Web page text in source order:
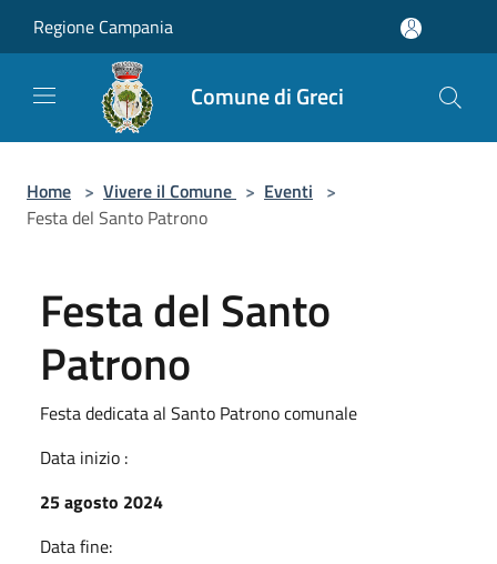
Regione Campania
Comune di Greci
Home > Vivere il Comune > Eventi >
Festa del Santo Patrono
Festa del Santo
Patrono
Festa dedicata al Santo Patrono comunale
Data inizio :
25 agosto 2024
Data fine: